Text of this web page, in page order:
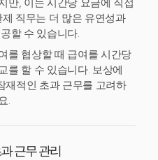
만, 이는 시간당 요금에 직접
직무는 더 많은 유연성과
할 수 있습니다.
를 협상할 때 급여를 시간당
를 할 수 있습니다. 보상에
재적인 초과 근무를 고려하
.
근무 관리